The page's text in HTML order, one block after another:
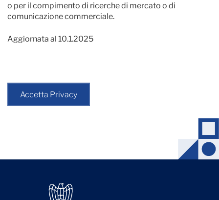
o per il compimento di ricerche di mercato o di
comunicazione commerciale.
Aggiornata al 10.1.2025
Accetta Privacy